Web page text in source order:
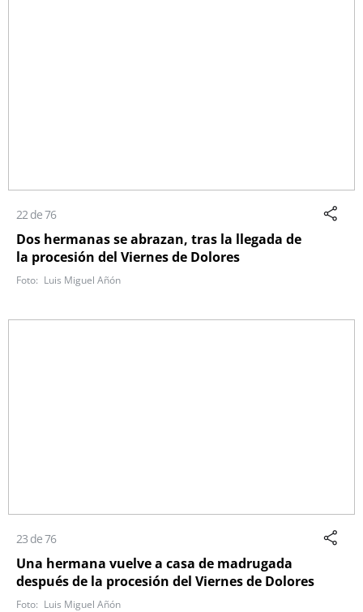
22 de 76
Dos hermanas se abrazan, tras la llegada de
la procesión del Viernes de Dolores
Luis Miguel Añón
23 de 76
Una hermana vuelve a casa de madrugada
después de la procesión del Viernes de Dolores
Luis Miguel Añón